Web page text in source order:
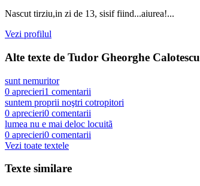
Nascut tirziu,in zi de 13, sisif fiind...aiurea!...
Vezi profilul
Alte texte de Tudor Gheorghe Calotescu
sunt nemuritor
0 aprecieri1 comentarii
suntem proprii noştri cotropitori
0 aprecieri0 comentarii
lumea nu e mai deloc locuitã
0 aprecieri0 comentarii
Vezi toate textele
Texte similare